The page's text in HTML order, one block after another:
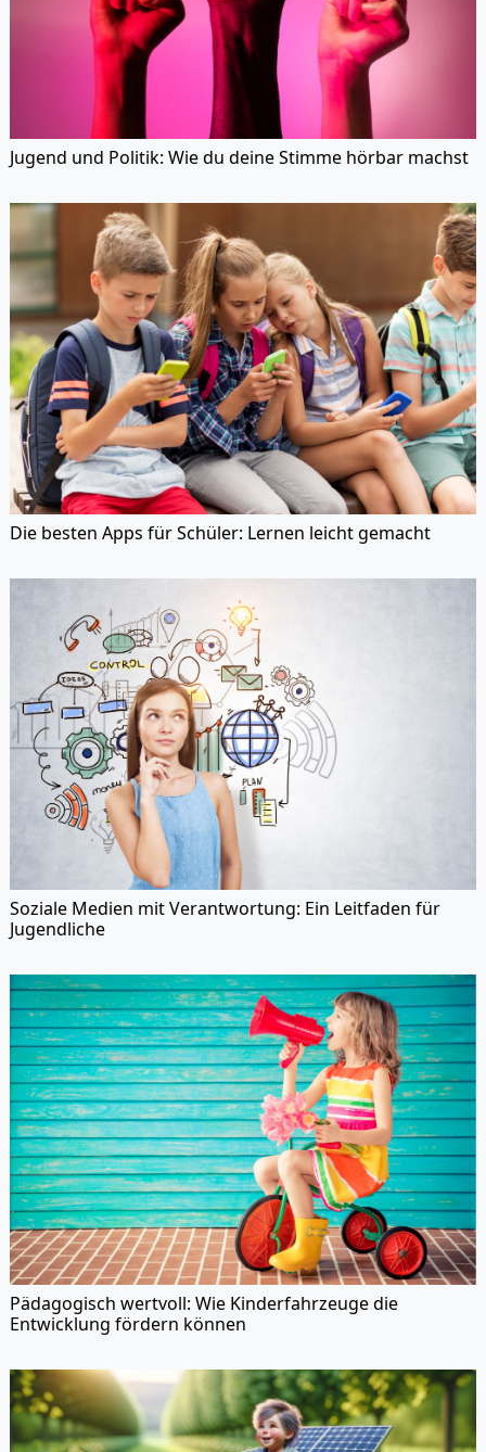
Jugend und Politik: Wie du deine Stimme hörbar machst
Die besten Apps für Schüler: Lernen leicht gemacht
Soziale Medien mit Verantwortung: Ein Leitfaden für
Jugendliche
Pädagogisch wertvoll: Wie Kinderfahrzeuge die
Entwicklung fördern können